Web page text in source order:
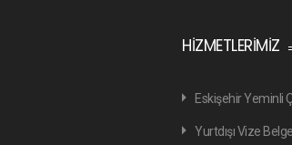
HIZMETLERIMIZ
Eskişehir Yeminli
Yurtdışı Vize